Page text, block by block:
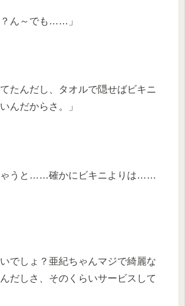
？ん～でも……」
てたんだし、タオルで隠せばビキニ
んだからさ。」
ゃうと……確かにビキニよりは……
いでしょ？亜紀ちゃんマジで綺麗な
だしさ、そのくらいサービスして